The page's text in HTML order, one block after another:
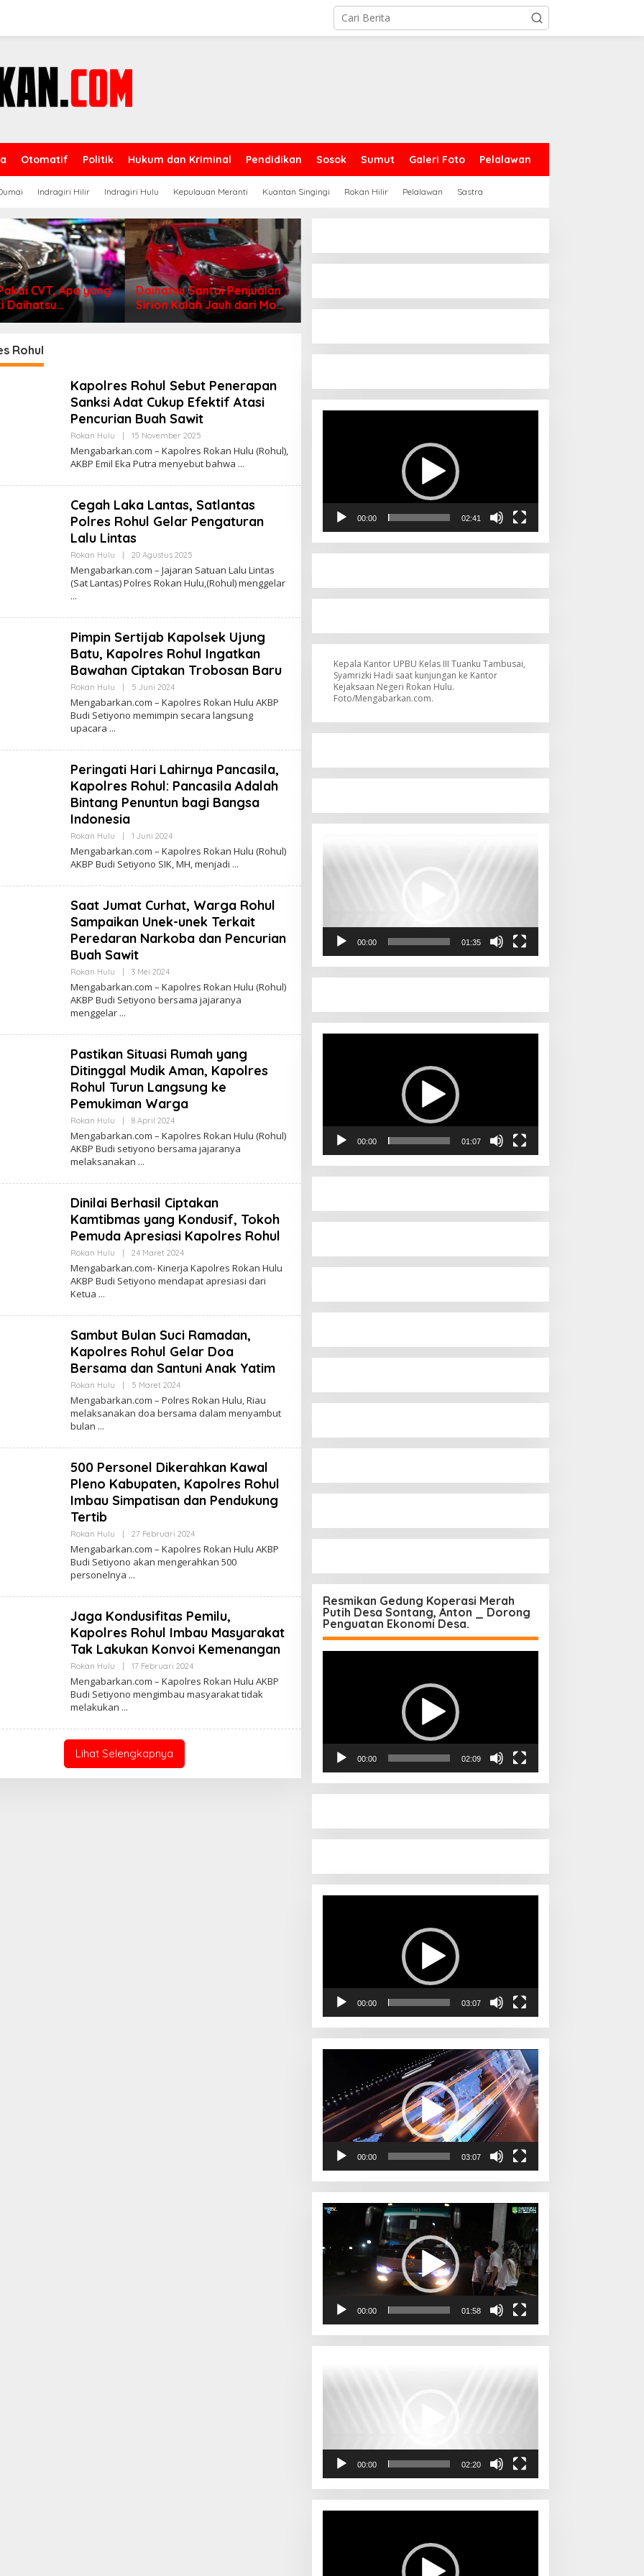
Otomatif Politik Hukum dan Kriminal Pendidikan Sosok Sumut Galeri Foto Pelalawan
Indragiri Hilir Indragiri Hulu Kepulauan Meranti Kuantan Singingi Rokan Hilir Pelalawan Sastra
CVT, Apa yang
Daihatsu
Daihatsu Santai Penjualan
Sirion Kalah Jauh dari Mobil
LCGC
Rohul
Kapolres Rohul Sebut Penerapan
Sanksi Adat Cukup Efektif Atasi
Pencurian Buah Sawit
Rokan Hulu 15 November 2025Oleh
Mengabarkan.com – Kapolres Rokan Hulu (Rohul),
AKBP Emil Eka Putra menyebut bahwa
Cegah Laka Lantas, Satlantas
Polres Rohul Gelar Pengaturan
Lalu Lintas
Rokan Hulu 20 Agustus 2025Oleh
Mengabarkan.com – Jajaran Satuan Lalu Lintas
(Sat Lantas) Polres Rokan Hulu,(Rohul) menggelar
Pimpin Sertijab Kapolsek Ujung
Batu, Kapolres Rohul Ingatkan
Bawahan Ciptakan Trobosan Baru
Rokan Hulu 5 Juni 2024Oleh
Mengabarkan.com – Kapolres Rokan Hulu AKBP
Budi Setiyono memimpin secara langsung
upacara
Peringati Hari Lahirnya Pancasila,
Kapolres Rohul: Pancasila Adalah
Bintang Penuntun bagi Bangsa
Indonesia
Rokan Hulu 1 Juni 2024Oleh
Mengabarkan.com – Kapolres Rokan Hulu (Rohul)
AKBP Budi Setiyono SIK, MH, menjadi
Saat Jumat Curhat, Warga Rohul
Sampaikan Unek-unek Terkait
Peredaran Narkoba dan Pencurian
Buah Sawit
Rokan Hulu 3 Mei 2024Oleh
Mengabarkan.com – Kapolres Rokan Hulu (Rohul)
AKBP Budi Setiyono bersama jajaranya
menggelar
Pastikan Situasi Rumah yang
Ditinggal Mudik Aman, Kapolres
Rohul Turun Langsung ke
Pemukiman Warga
Rokan Hulu 8 April 2024Oleh
Mengabarkan.com – Kapolres Rokan Hulu (Rohul)
AKBP Budi setiyono bersama jajaranya
melaksanakan
Dinilai Berhasil Ciptakan
Kamtibmas yang Kondusif, Tokoh
Pemuda Apresiasi Kapolres Rohul
Rokan Hulu 24 Maret 2024Oleh
Mengabarkan.com- Kinerja Kapolres Rokan Hulu
AKBP Budi Setiyono mendapat apresiasi dari
Ketua
Sambut Bulan Suci Ramadan,
Kapolres Rohul Gelar Doa
Bersama dan Santuni Anak Yatim
Rokan Hulu 5 Maret 2024Oleh
Mengabarkan.com – Polres Rokan Hulu, Riau
melaksanakan doa bersama dalam menyambut
bulan
500 Personel Dikerahkan Kawal
Pleno Kabupaten, Kapolres Rohul
Imbau Simpatisan dan Pendukung
Tertib
Rokan Hulu 27 Februari 2024Oleh
Mengabarkan.com – Kapolres Rokan Hulu AKBP
Budi Setiyono akan mengerahkan 500
personelnya
Jaga Kondusifitas Pemilu,
Kapolres Rohul Imbau Masyarakat
Tak Lakukan Konvoi Kemenangan
Rokan Hulu 17 Februari 2024Oleh
Mengabarkan.com – Kapolres Rokan Hulu AKBP
Budi Setiyono mengimbau masyarakat tidak
melakukan
Lihat Selengkapnya
00:00 02:41
Kepala Kantor UPBU Kelas III Tuanku Tambusai,
Syamrizki Hadi saat kunjungan ke Kantor
Kejaksaan Negeri Rokan Hulu.
Foto/Mengabarkan.com.
00:00 01:35
00:00 01:07
Resmikan Gedung Koperasi Merah
Putih Desa Sontang, Anton _ Dorong
Penguatan Ekonomi Desa.
00:00 02:09
00:00 03:07
00:00 03:07
Pemutar
00:00 01:58
00:00 02:20